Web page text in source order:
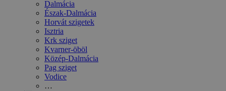
Dalmácia
Észak-Dalmácia
Horvát szigetek
Isztria
Krk sziget
Kvarner-öböl
Közép-Dalmácia
Pag sziget
Vodice
…